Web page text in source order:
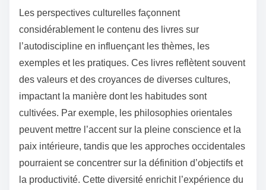
Les perspectives culturelles façonnent
considérablement le contenu des livres sur
l’autodiscipline en influençant les thèmes, les
exemples et les pratiques. Ces livres reflètent souvent
des valeurs et des croyances de diverses cultures,
impactant la manière dont les habitudes sont
cultivées. Par exemple, les philosophies orientales
peuvent mettre l’accent sur la pleine conscience et la
paix intérieure, tandis que les approches occidentales
pourraient se concentrer sur la définition d’objectifs et
la productivité. Cette diversité enrichit l’expérience du